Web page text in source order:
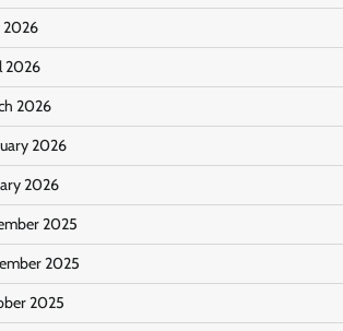
2026
2026
2026
2026
2026
2025
2025
2025